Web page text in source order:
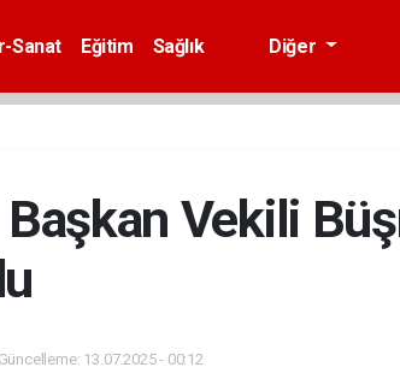
Sanat Eğitim
Sağlık
Diğer
Vekili
13.07.2025 - 00:12